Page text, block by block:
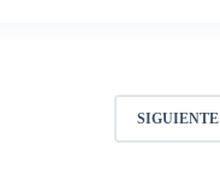
SIGUIENTE